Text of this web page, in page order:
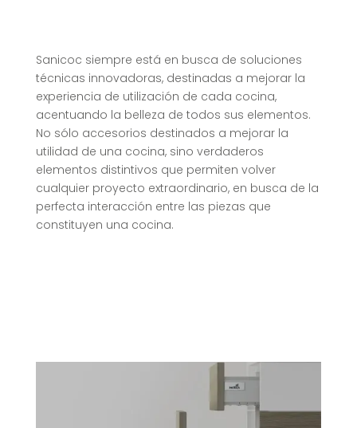
Sanicoc siempre está en busca de soluciones
técnicas innovadoras, destinadas a mejorar la
experiencia de utilización de cada cocina,
acentuando la belleza de todos sus elementos.
No sólo accesorios destinados a mejorar la
utilidad de una cocina, sino verdaderos
elementos distintivos que permiten volver
cualquier proyecto extraordinario, en busca de la
perfecta interacción entre las piezas que
constituyen una cocina.